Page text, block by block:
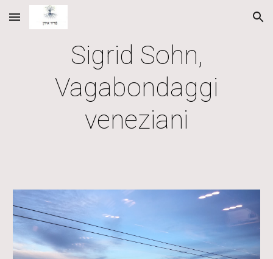
Skip to main content Skip to navigation
Sigrid Sohn,
Vagabondaggi
veneziani